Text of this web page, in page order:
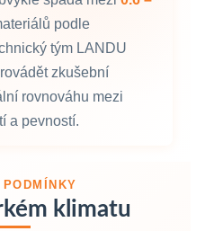
podle
tým LANDU
zkušební
rovnováhu mezi
a pevností.
klimatu